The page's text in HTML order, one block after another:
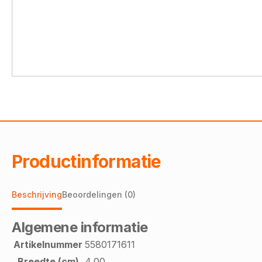
Productinformatie
BeschrijvingBeoordelingen (0)
Algemene informatie
Artikelnummer 5580171611